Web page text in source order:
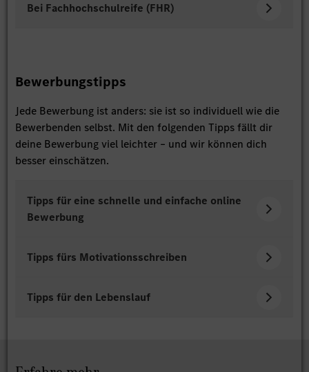
Bei Fachhochschulreife (FHR)
Bewerbungstipps
Jede Bewerbung ist anders: sie ist so individuell wie die
Bewerbenden selbst. Mit den folgenden Tipps fällt dir
deine Bewerbung viel leichter – und wir können dich
besser einschätzen.​
Tipps für eine schnelle und einfache online
Bewerbung
Tipps fürs Motivationsschreiben
Tipps für den Lebenslauf